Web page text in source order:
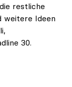
restliche
weitere Ideen
30.
mit